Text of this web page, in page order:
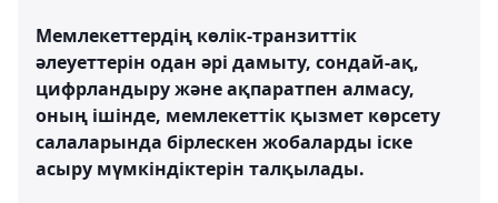
Мемлекеттердің көлік-транзиттік
әлеуеттерін одан әрі дамыту, сондай-ақ,
цифрландыру және ақпаратпен алмасу,
оның ішінде, мемлекеттік қызмет көрсету
салаларында бірлескен жобаларды іске
асыру мүмкіндіктерін талқылады.